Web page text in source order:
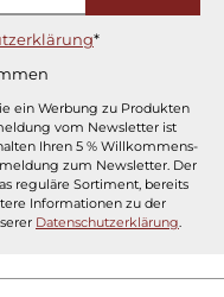
*
ein Werbung zu Produkten
vom Newsletter ist
Ihren 5 % Willkommens-
zum Newsletter. Der
reguläre Sortiment, bereits
Informationen zu der
Datenschutzerklärung